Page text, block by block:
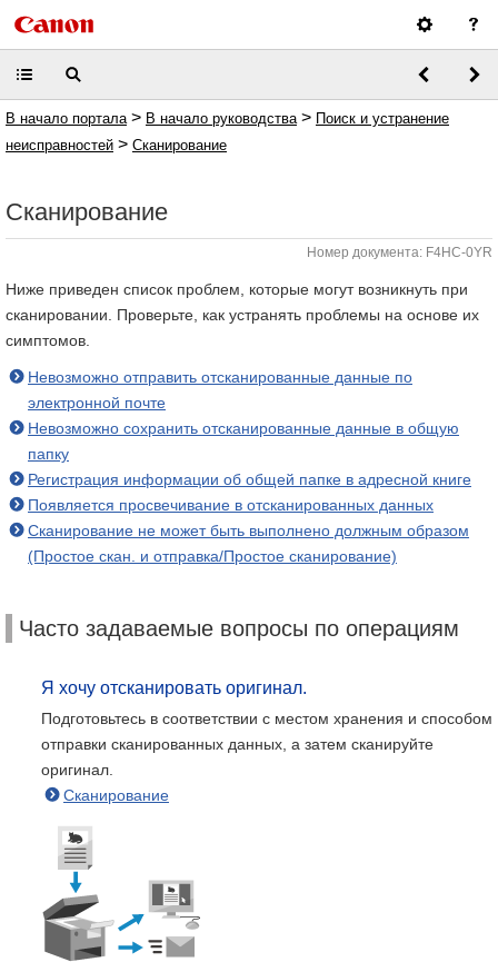
В начало портала > В начало руководства > Поиск и устранение
неисправностей > Сканирование
Сканирование
Номер документа: F4HC-0YR
Ниже приведен список проблем, которые могут возникнуть при
сканировании. Проверьте, как устранять проблемы на основе их
симптомов.
Невозможно отправить отсканированные данные по
электронной почте
Невозможно сохранить отсканированные данные в общую
папку
Регистрация информации об общей папке в адресной книге
Появляется просвечивание в отсканированных данных
Сканирование не может быть выполнено должным образом
(Простое скан. и отправка/Простое сканирование)
Часто задаваемые вопросы по операциям
Я хочу отсканировать оригинал.
Подготовьтесь в соответствии с местом хранения и способом
отправки сканированных данных, а затем сканируйте
оригинал.
Сканирование